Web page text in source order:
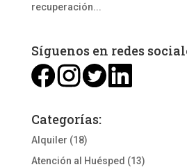
recuperación...
Síguenos en redes
Categorías:
Alquiler (18)
Atención al Huésped (13)